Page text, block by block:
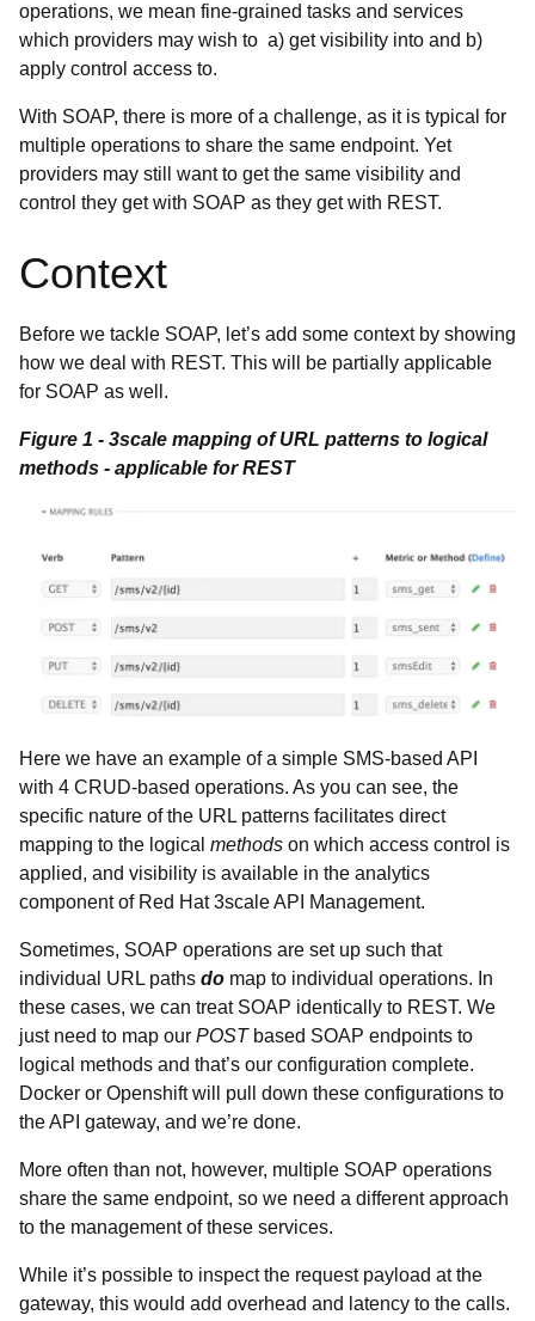
operations, we mean fine-grained tasks and services
which providers may wish to a) get visibility into and b)
apply control access to.
With SOAP, there is more of a challenge, as it is typical for
multiple operations to share the same endpoint. Yet
providers may still want to get the same visibility and
control they get with SOAP as they get with REST.
Context
Before we tackle SOAP, let’s add some context by showing
how we deal with REST. This will be partially applicable
for SOAP as well.
Figure 1 - 3scale mapping of URL patterns to logical
methods - applicable for REST
Here we have an example of a simple SMS-based API
with 4 CRUD-based operations. As you can see, the
specific nature of the URL patterns facilitates direct
mapping to the logical methods on which access control is
applied, and visibility is available in the analytics
component of Red Hat 3scale API Management.
Sometimes, SOAP operations are set up such that
individual URL paths do map to individual operations. In
these cases, we can treat SOAP identically to REST. We
just need to map our POSTbased SOAP endpoints to
logical methods and that’s our configuration complete.
Docker or Openshift will pull down these configurations to
the API gateway, and we’re done.
More often than not, however, multiple SOAP operations
share the same endpoint, so we need a different approach
to the management of these services.
While it’s possible to inspect the request payload at the
gateway, this would add overhead and latency to the calls.